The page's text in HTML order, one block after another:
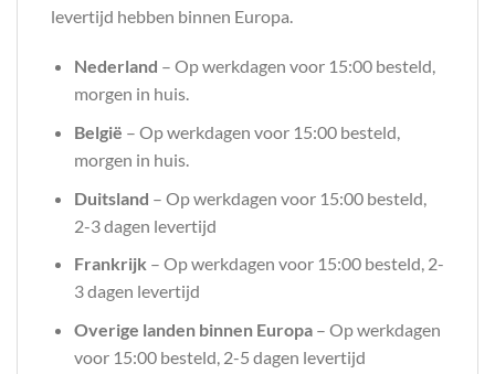
levertijd hebben binnen Europa.
Nederland – Op werkdagen voor 15:00 besteld,
morgen in huis.
België – Op werkdagen voor 15:00 besteld,
morgen in huis.
Duitsland – Op werkdagen voor 15:00 besteld,
2-3 dagen levertijd
Frankrijk – Op werkdagen voor 15:00 besteld, 2-
3 dagen levertijd
Overige landen binnen Europa– Op werkdagen
voor 15:00 besteld, 2-5 dagen levertijd